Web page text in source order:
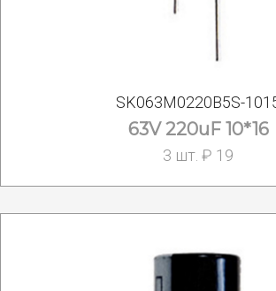
SK063M0220B5S-
63V 220uF 10*16
3 шт. ₽ 19